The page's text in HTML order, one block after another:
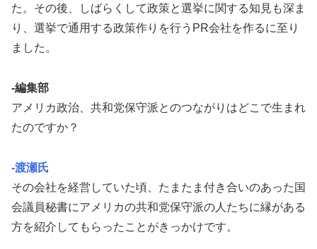
た。その後、しばらくして政策と選挙に関する知見も深ま
り、選挙で通用する政策作りを行うPR会社を作るに至り
ました。
-編集部
アメリカ政治、共和党保守派とのつながりはどこで生まれ
たのですか？
-渡瀬氏
その会社を経営していた頃、たまたま付き合いのあった国
会議員秘書にアメリカの共和党保守派の人たちに縁がある
方を紹介してもらったことがきっかけです。